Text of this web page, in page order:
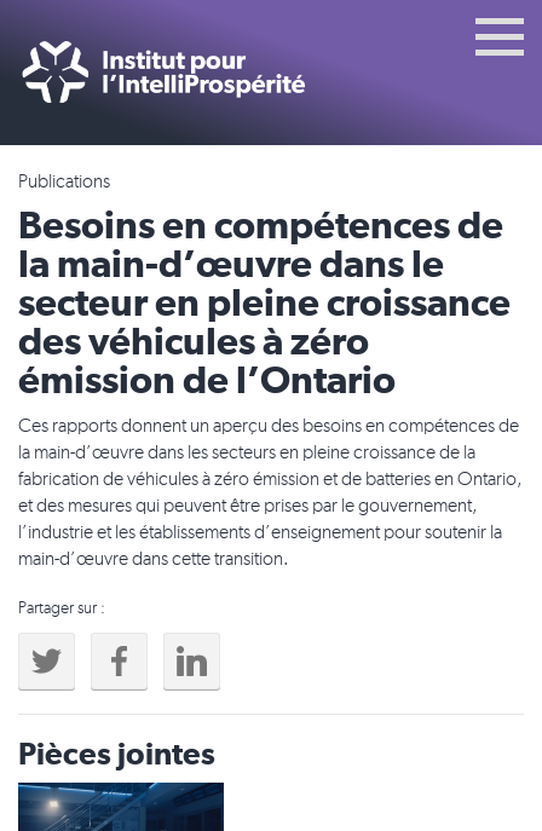
Publications
Besoins en compétences de
la main-d’œuvre dans le
secteur en pleine croissance
des véhicules à zéro
émission de l’Ontario
Ces rapports donnent un aperçu des besoins en compétences de
la main-d’œuvre dans les secteurs en pleine croissance de la
fabrication de véhicules à zéro émission et de batteries en Ontario,
et des mesures qui peuvent être prises par le gouvernement,
l’industrie et les établissements d’enseignement pour soutenir la
main-d’œuvre dans cette transition.
Partager sur :
Pièces jointes